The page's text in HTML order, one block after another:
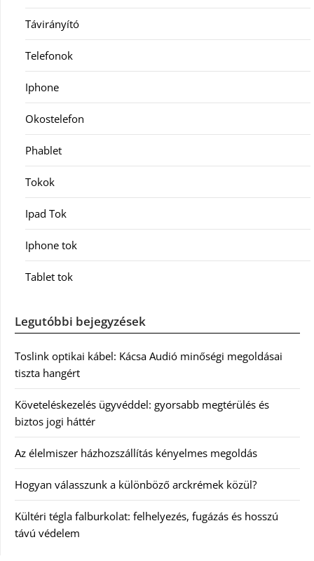
Távirányító
Telefonok
Iphone
Okostelefon
Phablet
Tokok
Ipad Tok
Iphone tok
Tablet tok
Legutóbbi bejegyzések
Toslink optikai kábel: Kácsa Audió minőségi megoldásai
tiszta hangért
Követeléskezelés ügyvéddel: gyorsabb megtérülés és
biztos jogi háttér
Az élelmiszer házhozszállítás kényelmes megoldás
Hogyan válasszunk a különböző arckrémek közül?
Kültéri tégla falburkolat: felhelyezés, fugázás és hosszú
távú védelem